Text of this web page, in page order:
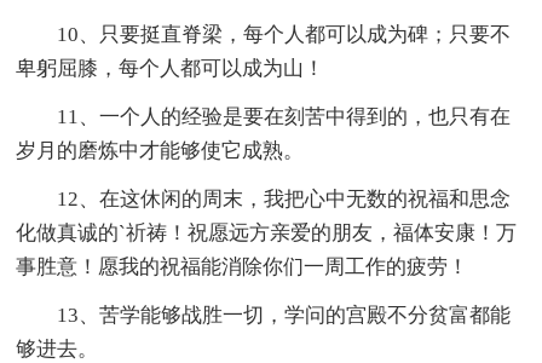
10、只要挺直脊梁，每个人都可以成为碑；只要不
卑躬屈膝，每个人都可以成为山！
11、一个人的经验是要在刻苦中得到的，也只有在
岁月的磨炼中才能够使它成熟。
12、在这休闲的周末，我把心中无数的祝福和思念
化做真诚的`祈祷！祝愿远方亲爱的朋友，福体安康！万
事胜意！愿我的祝福能消除你们一周工作的疲劳！
13、苦学能够战胜一切，学问的宫殿不分贫富都能
够进去。